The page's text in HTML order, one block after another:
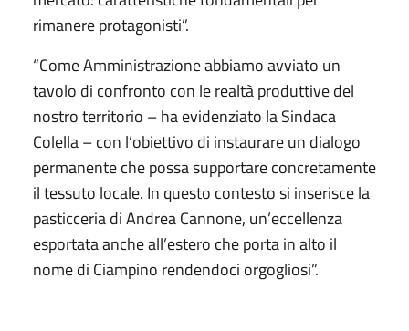
rimanere protagonisti”.
“Come Amministrazione abbiamo avviato un
tavolo di confronto con le realtà produttive del
nostro territorio – ha evidenziato la Sindaca
Colella – con l’obiettivo di instaurare un dialogo
permanente che possa supportare concretamente
il tessuto locale. In questo contesto si inserisce la
pasticceria di Andrea Cannone, un’eccellenza
esportata anche all’estero che porta in alto il
nome di Ciampino rendendoci orgogliosi”.